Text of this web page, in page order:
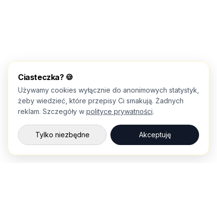
Ciasteczka? 🍪
Używamy cookies wyłącznie do anonimowych statystyk,
żeby wiedzieć, które przepisy Ci smakują. Żadnych
reklam. Szczegóły w polityce prywatności.
Tylko niezbędne Akceptuję